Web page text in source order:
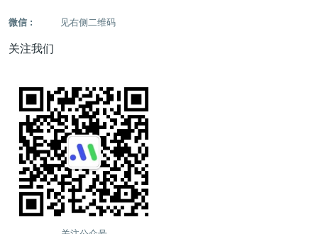
微信 : 见右侧二维码
关注我们